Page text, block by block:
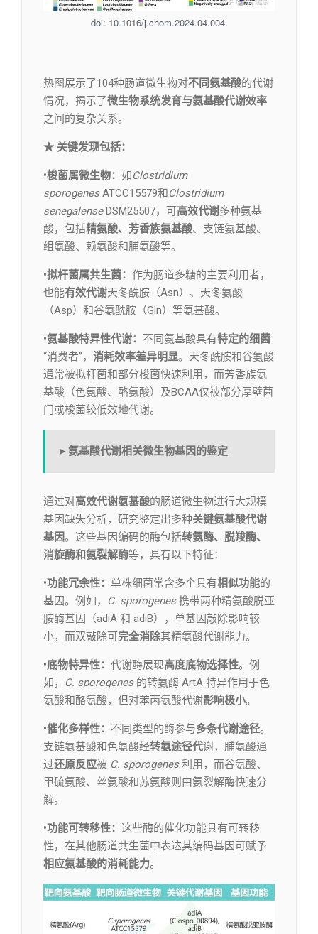
doi: 10.1016/j.chom.2024.04.004.
​热图展示了104种肠道微生物对不同氨基酸的代谢
情况，揭示了微生物系统发育与氨基酸代谢效率
之间的复杂关系。
★ 关键发现包括：
•梭菌属微生物： 如Clostridium
sporogenesATCC15579和Clostridium
senegalenseDSM25507，可高效代谢多种氨基
酸，包括精氨酸、芳香族氨基酸、支链氨基酸、
组氨酸、赖氨酸和脯氨酸等。
•拟杆菌属共生菌： 作为肠道多糖的主要利用者，
也能有效代谢天冬酰胺（Asn）、天冬氨酸
（Asp）和谷氨酰胺（Gln）等氨基酸。
•氨基酸特异性代谢： 不同氨基酸具有特定的细菌
“消费者”， 消耗效率差异明显。天冬酰胺和谷氨酸
通常被拟杆菌和部分梭菌快速利用，而芳香族氨
基酸（色氨酸、酪氨酸）及BCAA仅被部分厚壁菌
门或梭菌较低效地代谢。
▸ 氨基酸代谢相关微生物基因的鉴定
通过对高效代谢氨基酸的肠道微生物进行大规模
基因缺失分析，研究鉴定出多种关键氨基酸代谢
基因。这些基因编码的酶包括转氨酶、脱羧酶、
消旋酶和氨裂解酶等，具有以下特征：
•功能冗余性： 单株细菌常含多个具有相似功能的
基因。例如，
C. sporogenes携带两种精氨酸脱亚
胺酶基因（adiA 和 adiB），单基因敲除影响较
小，而双敲除可完全消除其精氨酸代谢能力。
•底物特异性： 代谢酶展现高度底物选择性。例
如，
C. sporogenes的转氨酶 ArtA 特异作用于色
氨酸和酪氨酸，但对苯丙氨酸代谢影响极小。
•催化多样性： 不同类型的酶参与多条代谢途径。
支链氨基酸和色氨酸经转氨途径代谢，脯氨酸通
过还原反应被 C. sporogenes利用，而谷氨酸、
甲硫氨酸、丝氨酸和苏氨酸则由氨裂解酶快速分
解。
•功能可转移性： 这些酶的催化功能具有可转移
性，在其他肠道共生菌中表达其编码基因可赋予
相应氨基酸的消耗能力。